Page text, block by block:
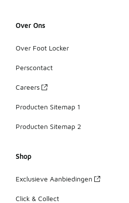
Over Ons
Over Foot Locker
Perscontact
Careers
Producten Sitemap 1
Producten Sitemap 2
Shop
Exclusieve Aanbiedingen
Click & Collect